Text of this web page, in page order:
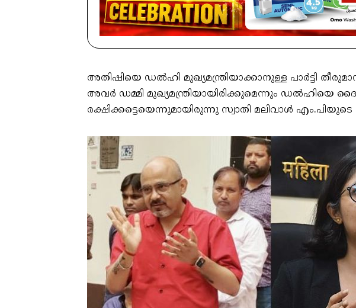
അതിഷിയെ ഡൽഹി മുഖ്യമന്ത്രിയാക്കാനുള്ള പാർട്ടി
അവർ ഡമ്മി മുഖ്യമന്ത്രിയായിരിക്കുമെന്നും ഡൽഹിയെ
രക്ഷിക്കട്ടെയെന്നുമായിരുന്നു സ്വാതി മലിവാൾ